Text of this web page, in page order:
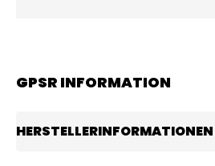
GPSR INFORMATION
HERSTELLERINFORMATIONEN